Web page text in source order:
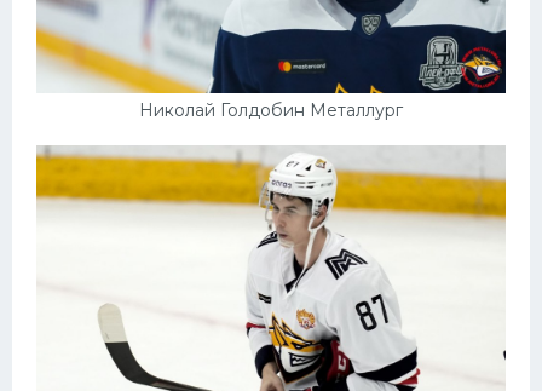
Николай Голдобин Металлург